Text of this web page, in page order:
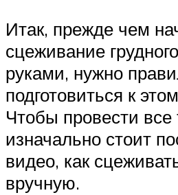
Итак, прежде чем
сцеживание
руками, нужно
подготовиться к
Чтобы провести все
изначально стоит
видео, как
вручную.